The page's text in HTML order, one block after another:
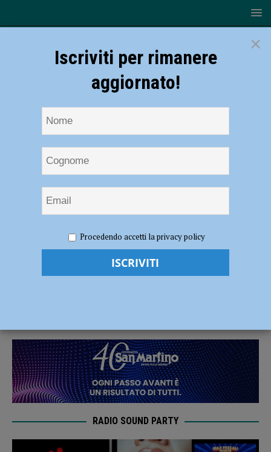
considerazioni finali su un Festival storico che premia il rock
Sanremo 2021, le considerazioni finali su
RADIO SOUND PARTY
×
Iscriviti per rimanere
aggiornato!
Procedendo accetti la privacy policy